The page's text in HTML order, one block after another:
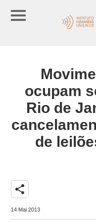
ocupam
Rio de
de
share
14 Mai 2013